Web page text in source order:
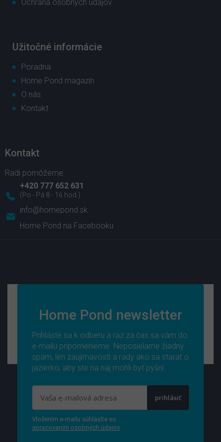
Ochrana osobných údajov
Užitočné informácie
Poradna
Home Pond magazín
O nás
Kontakt
Kontakt
info@homepond.sk
+420 777 652 631
Home Pond na Facebooku
Home Pond newsletter
Prihláste sa k odberu a raz za čas sa vám do
e-mailu pripomenieme. Neposielame žiadny
spam, len zaujímavosti a rady ako sa starať o
jazierko, aby ste na naj mohli byť pyšní.
prihlásiť
Vložením e-mailu súhlasíte so
spracovaním osobných údajov